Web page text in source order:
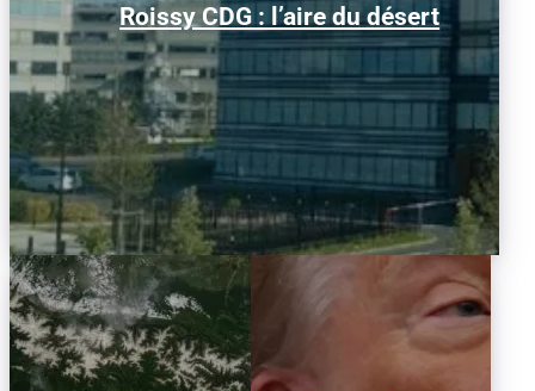
Roissy CDG : l’aire du désert
niveau d’avant la pandémie, les
conditions d’obtention...